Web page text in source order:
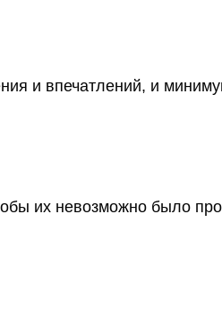
и впечатлений, и
их невозможно было